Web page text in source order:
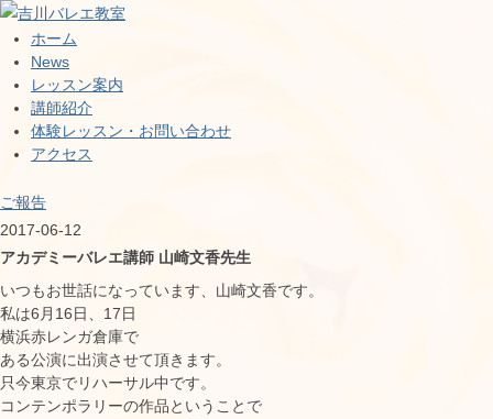
ホーム
News
レッスン案内
講師紹介
体験レッスン・お問い合わせ
アクセス
ご報告
2017-06-12
アカデミーバレエ講師 山崎文香先生
いつもお世話になっています、山崎文香です。
私は6月16日、17日
横浜赤レンガ倉庫で
ある公演に出演させて頂きます。
只今東京でリハーサル中です。
コンテンポラリーの作品ということで